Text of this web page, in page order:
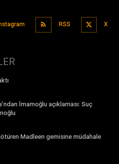
RSS X
İmamoğlu açıklaması: Suç
Madleen gemisine müdahale